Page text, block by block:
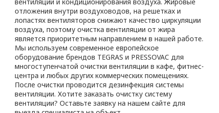
отложения внутри воздуховодов, на решетках и
лопастях вентиляторов снижают качество циркуляции
воздуха, поэтому очистка вентиляции от жира
является приоритетным направлением в нашей работе.
Мы используем современное европейское
оборудование брендов TEGRAS и PRESSOVAC для
многоступенчатой очистки вентиляции в кафе, фитнес-
центра и любых других коммерческих помещениях.
После очистки проводится дезинфекция системы
вентиляции. Хотите заказать очистку систему
вентиляции? Оставьте заявку на нашем сайте для